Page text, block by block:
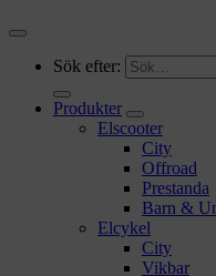
Sök efter:
Produkter
Elscooter
City
Offroad
Prestanda
Barn &
Elcykel
City
Vikbar